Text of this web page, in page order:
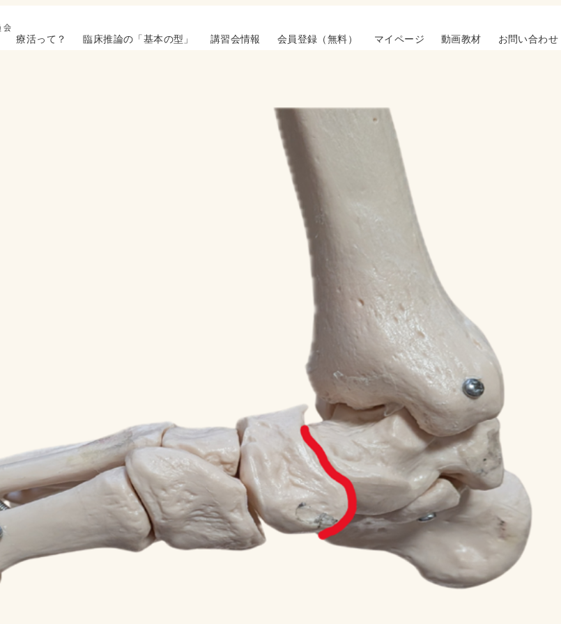
療活って？ 臨床推論の「基本の型」 講習会情報 会員登録（無料） マイページ 動画教材 お問い合わせ